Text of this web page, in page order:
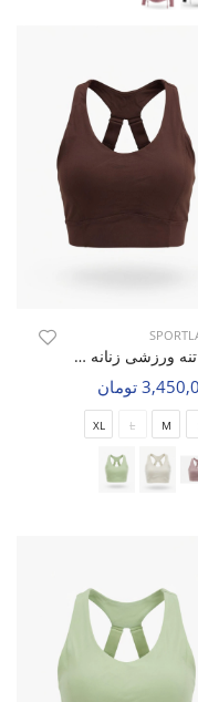
نیم تنه ورزشی زنانه اسپورتلند Elevate Fit W
تومان
M
L
XL